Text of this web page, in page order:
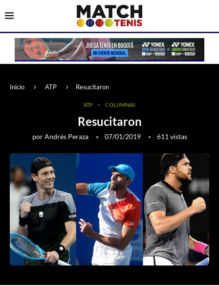
Inicio ATP Resucitaron
ATP COLUMNAS
Resucitaron
porAndrés Peraza 07/01/2019 611 vistas